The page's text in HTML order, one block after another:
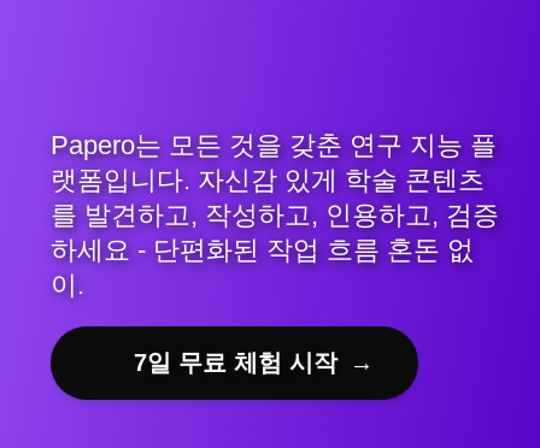
Papero는 모든 것을 갖춘 연구 지능 플
랫폼입니다. 자신감 있게 학술 콘텐츠
를 발견하고, 작성하고, 인용하고, 검증
하세요 - 단편화된 작업 흐름 혼돈 없
이.
7일 무료 체험 시작 →